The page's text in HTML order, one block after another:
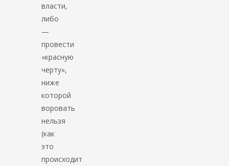
власти,
либо
—
провести
«красную
черту»,
ниже
которой
воровать
нельзя
(как
это
происходит